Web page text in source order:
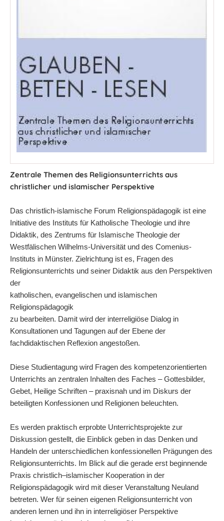
Zentrale Themen des Religionsunterrichts aus
christlicher und islamischer Perspektive
Das christlich-islamische Forum Religionspädagogik ist eine
Initiative des Instituts für Katholische Theologie und ihre
Didaktik, des Zentrums für Islamische Theologie der
Westfälischen Wilhelms-Universität und des Comenius-
Instituts in Münster. Zielrichtung ist es, Fragen des
Religionsunterrichts und seiner Didaktik aus den Perspektiven
der
katholischen, evangelischen und islamischen
Religionspädagogik
zu bearbeiten. Damit wird der interreligiöse Dialog in
Konsultationen und Tagungen auf der Ebene der
fachdidaktischen Reflexion angestoßen.
Diese Studientagung wird Fragen des kompetenzorientierten
Unterrichts an zentralen Inhalten des Faches – Gottesbilder,
Gebet, Heilige Schriften – praxisnah und im Diskurs der
beteiligten Konfessionen und Religionen beleuchten.
Es werden praktisch erprobte Unterrichtsprojekte zur
Diskussion gestellt, die Einblick geben in das Denken und
Handeln der unterschiedlichen konfessionellen Prägungen des
Religionsunterrichts. Im Blick auf die gerade erst beginnende
Praxis christlich–islamischer Kooperation in der
Religionspädagogik wird mit dieser Veranstaltung Neuland
betreten. Wer für seinen eigenen Religionsunterricht von
anderen lernen und ihn in interreligiöser Perspektive